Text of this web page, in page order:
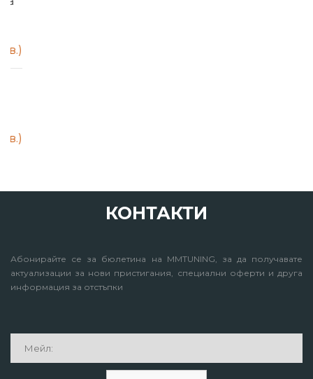
КОНТАКТИ
Абонирайте се за бюлетина на MMTUNING, за да получавате
актуализации за нови пристигания, специални оферти и друга
информация за отстъпки